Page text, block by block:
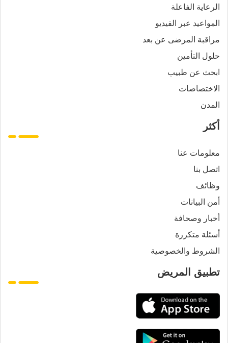
الرعاية الفاعلة
المواعيد عبر الفيديو
مراقبة المرضى عن بعد
حلول التأمين
ابحث عن طبيب
الاختصاصات
المدن
أكثر
معلومات عنا
اتصل بنا
وظائف
أمن البيانات
أخبار وصحافة
أسئلة متكررة
الشروط والخصوصية
تطبيق المريض